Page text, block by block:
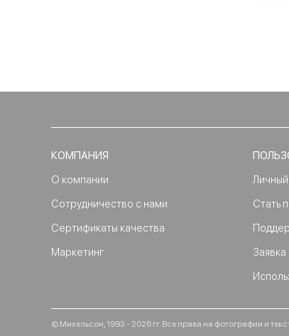
КОМПАНИЯ
О компании
Сотрудничество с нами
Сертификаты качества
Маркетинг
Стать
© Михельсон, 1993 - 2026 гг. Все права на фотографии и